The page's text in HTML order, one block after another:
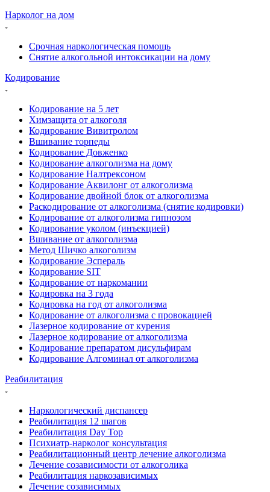
Нарколог на дом
Срочная наркологическая помощь
Снятие алкогольной интоксикации на дому
Кодирование
Кодирование на 5 лет
Химзащита от алкоголя
Кодирование Вивитролом
Вшивание торпеды
Кодирование Довженко
Кодирование алкоголизма на дому
Кодирование Налтрексоном
Кодирование Аквилонг от алкоголизма
Кодирование двойной блок от алкоголизма
Раскодирование от алкоголизма (снятие кодировки)
Кодирование от алкоголизма гипнозом
Кодирование уколом (инъекцией)
Вшивание от алкоголизма
Метод Шичко алкоголизм
Кодирование Эспераль
Кодирование SIT
Кодирование от наркомании
Кодировка на 3 года
Кодировка на год от алкоголизма
Кодирование от алкоголизма с провокацией
Лазерное кодирование от курения
Лазерное кодирование от алкоголизма
Кодирование препаратом дисульфирам
Кодирование Алгоминал от алкоголизма
Реабилитация
Наркологический диспансер
Реабилитация 12 шагов
Реабилитация Day Top
Психиатр-нарколог консультация
Реабилитационный центр лечение алкоголизма
Лечение созависимости от алкоголика
Реабилитация наркозависимых
Лечение созависимых